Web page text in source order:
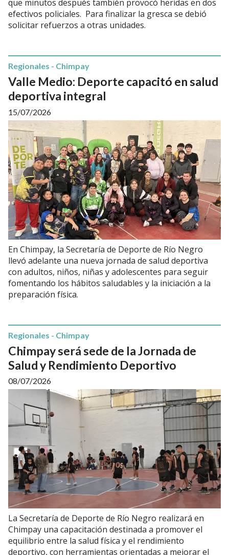
que minutos después también provocó heridas en dos
efectivos policiales. Para finalizar la gresca se debió
solicitar refuerzos a otras unidades.
Valle Medio: Deporte capacitó en salud
deportiva integral
Regionales - Chimpay
15/07/2026
En Chimpay, la Secretaría de Deporte de Río Negro
llevó adelante una nueva jornada de salud deportiva
con adultos, niños, niñas y adolescentes para seguir
fomentando los hábitos saludables y la iniciación a la
preparación física.
Chimpay será sede de la Jornada de
Salud y Rendimiento Deportivo
Regionales - Chimpay
08/07/2026
La Secretaría de Deporte de Río Negro realizará en
Chimpay una capacitación destinada a promover el
equilibrio entre la salud física y el rendimiento
deportivo, con herramientas orientadas a mejorar el